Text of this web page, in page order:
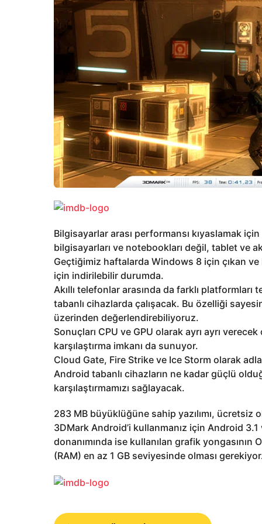
Bilgisayarlar arası performansı kıyaslamak
bilgisayarları ve notebookları değil, tablet ve
Geçtiğimiz haftalarda Windows 8 için çıkan
için indirilebilir durumda.
Akıllı telefonlar arasında da farklı
tabanlı cihazlarda çalışacak. Bu özelliği
üzerinden değerlendirebiliyoruz.
Sonuçları CPU ve GPU olarak ayrı ayrı
karşılaştırma imkanı da sunuyor.
Cloud Gate, Fire Strike ve Ice Storm olarak
Android tabanlı cihazların ne kadar güçlü
karşılaştırmamızı sağlayacak.
283 MB büyüklüğüne sahip yazılımı, ücretsiz
3DMark Android’i kullanmanız için Android
donanımında ise kullanılan grafik
(RAM) en az 1 GB seviyesinde olması